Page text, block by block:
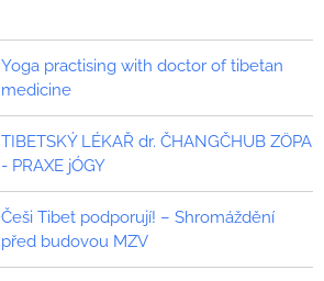
Yoga practising with doctor of tibetan
medicine
TIBETSKÝ LÉKAŘ dr. ČHANGČHUB ZÖPA
- PRAXE jÓGY
Češi Tibet podporují! – Shromáždění
před budovou MZV